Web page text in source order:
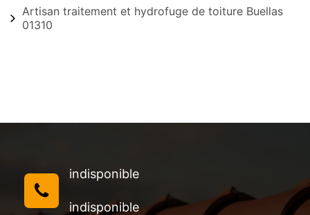
Artisan traitement et hydrofuge de toiture Buellas
01310
indisponible
indisponible